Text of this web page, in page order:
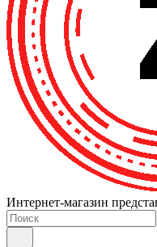
Интернет-магазин